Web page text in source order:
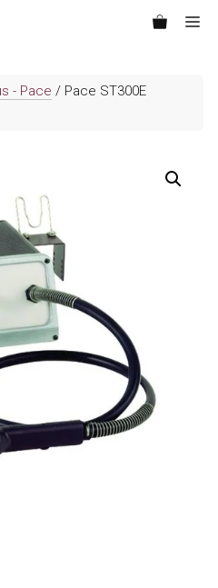
- Pace / Pace ST300E